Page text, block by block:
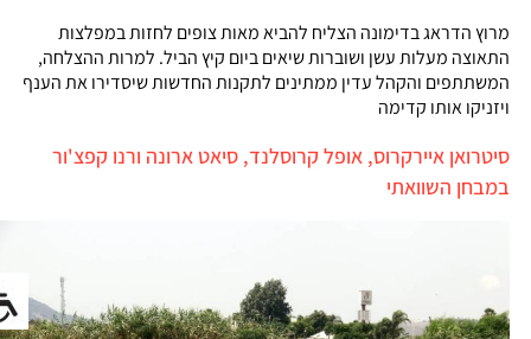
מרוץ הדראג בדימונה הצליח להביא מאות צופים לחזות במפלצות
התאוצה מעלות עשן ושוברות שיאים ביום קיץ הביל. למרות ההצלחה,
המשתתפים והקהל עדין ממתינים לתקנות החדשות שיסדירו את הענף
ויזניקו אותו קדימה
סיטרואן איירקרוס, אופל קרוסלנד, סיאט ארונה ורנו קפצ'ור
במבחן השוואתי